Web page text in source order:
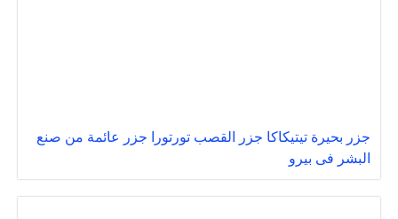
جزر بحيرة تيتيكاكا جزر القصب تورتورا جزر عائمة من صنع
البشر فى بيرو